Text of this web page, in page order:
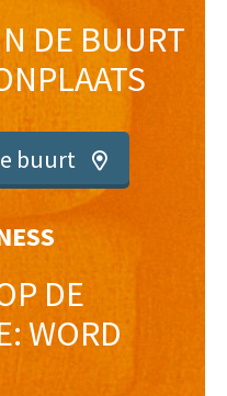
DE BUURT
buurt
DE
WORD